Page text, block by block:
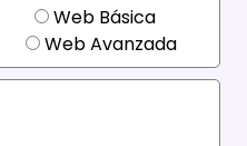
Web Básica
Web Avanzada